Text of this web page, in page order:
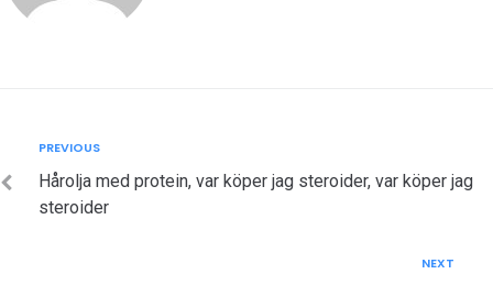
navigation
Previous
PREVIOUS
Hårolja med protein, var köper jag steroider, var köper jag
steroider
NEXT